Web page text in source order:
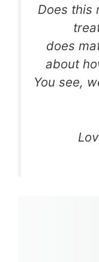
Does this
does
about
You see,